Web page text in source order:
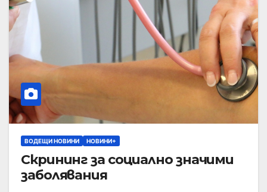
ВОДЕЩИ НОВИНИ НОВИНИ+
Скрининг за социално значими
заболявания